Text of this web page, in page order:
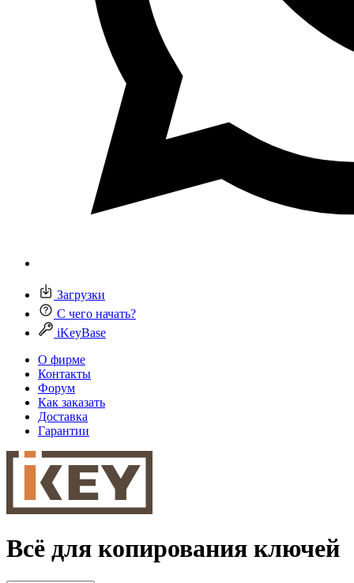
Загрузки
С чего начать?
iKeyBase
О фирме
Контакты
Форум
Как заказать
Доставка
Гарантии
Всё для копирования ключей